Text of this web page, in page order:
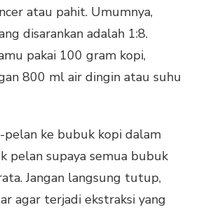
atau pahit. Umumnya,
disarankan adalah 1:8.
pakai 100 gram kopi,
800 ml air dingin atau suhu
pelan ke bubuk kopi dalam
pelan supaya semua bubuk
Jangan langsung tutup,
agar terjadi ekstraksi yang